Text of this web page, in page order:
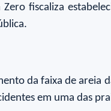
fiscaliza
da faixa de areia
em uma das